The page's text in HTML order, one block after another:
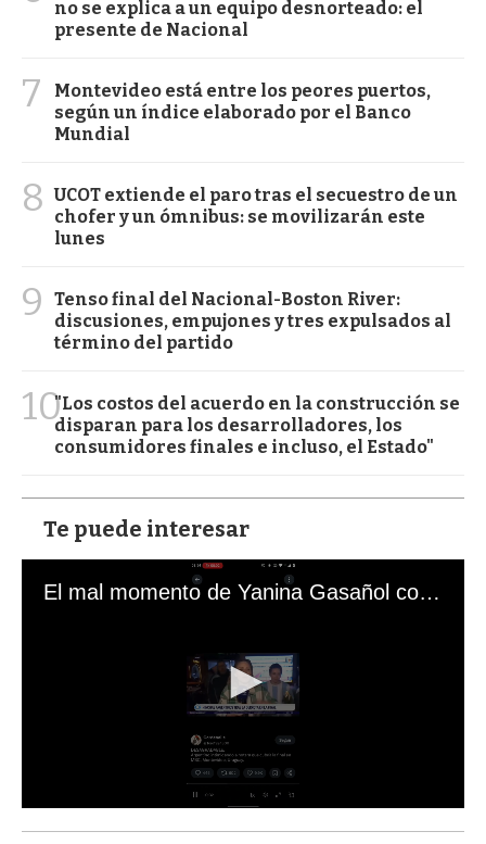
no se explica a un equipo desnorteado: el
presente de Nacional
7
Montevideo está entre los peores puertos,
según un índice elaborado por el Banco
Mundial
8 UCOT extiende el paro tras el secuestro de un
chofer y un ómnibus: se movilizarán este
lunes
9
Tenso final del Nacional-Boston River:
discusiones, empujones y tres expulsados al
término del partido
10"Los costos del acuerdo en la construcción se
disparan para los desarrolladores, los
consumidores finales e incluso, el Estado"
Te puede interesar
El mal momento de Yanina Gasañol con un hincha argentino en "Subrayado"
s